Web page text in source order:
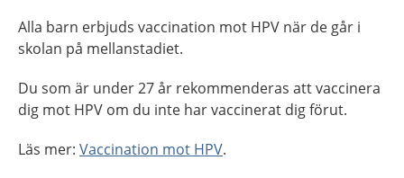
Alla barn erbjuds vaccination mot HPV när de går i
skolan på mellanstadiet.
Du som är under 27 år rekommenderas att vaccinera
dig mot HPV om du inte har vaccinerat dig förut.
Läs mer: Vaccination mot HPV.